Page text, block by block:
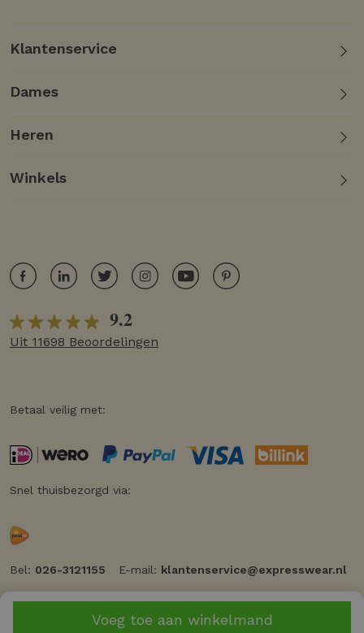
Voeg toe aan winkelmand
Klantenservice
Dames
Heren
Winkels
9.2
Uit 11698 Beoordelingen
Betaal veilig met:
Snel thuisbezorgd via:
Bel: 026-3121155 E-mail: klantenservice@expresswear.nl